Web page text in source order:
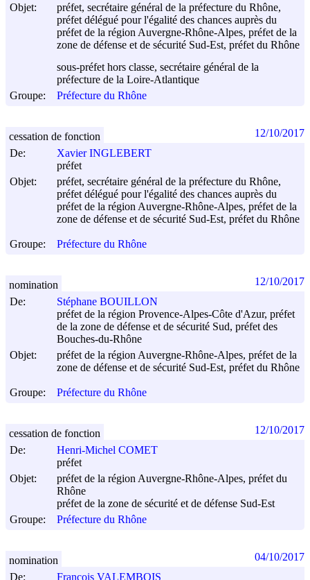
Objet:
préfet, secrétaire général de la préfecture du Rhône,
préfet délégué pour l'égalité des chances auprès du
préfet de la région Auvergne-Rhône-Alpes, préfet de la
zone de défense et de sécurité Sud-Est, préfet du Rhône
sous-préfet hors classe, secrétaire général de la
préfecture de la Loire-Atlantique
Groupe:
Préfecture du Rhône
De:
Xavier INGLEBERT
préfet
Objet:
préfet, secrétaire général de la préfecture du Rhône,
préfet délégué pour l'égalité des chances auprès du
préfet de la région Auvergne-Rhône-Alpes, préfet de la
zone de défense et de sécurité Sud-Est, préfet du Rhône
Groupe: Préfecture du Rhône
cessation de fonction 12/10/2017
De:
Stéphane BOUILLON
préfet de la région Provence-Alpes-Côte d'Azur, préfet
de la zone de défense et de sécurité Sud, préfet des
Bouches-du-Rhône
Objet:
préfet de la région Auvergne-Rhône-Alpes, préfet de la
zone de défense et de sécurité Sud-Est, préfet du Rhône
Groupe: Préfecture du Rhône
nomination 12/10/2017
De:
Henri-Michel COMET
préfet
Objet:
préfet de la région Auvergne-Rhône-Alpes, préfet du
Rhône
préfet de la zone de sécurité et de défense Sud-Est
Groupe:
Préfecture du Rhône
cessation de fonction 12/10/2017
De: François VALEMBOIS
nomination 04/10/2017